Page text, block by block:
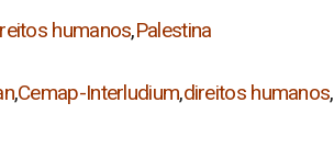
humanos,Palestina
,Cemap-Interludium,direitos humanos,